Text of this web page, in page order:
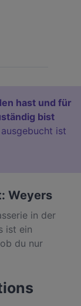
hast und für
bist
ist
Weyers
in der
ist ein
du nur